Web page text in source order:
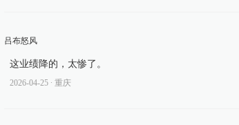
吕布怒风
这业绩降的，太惨了。
2026-04-25 ∙ 重庆